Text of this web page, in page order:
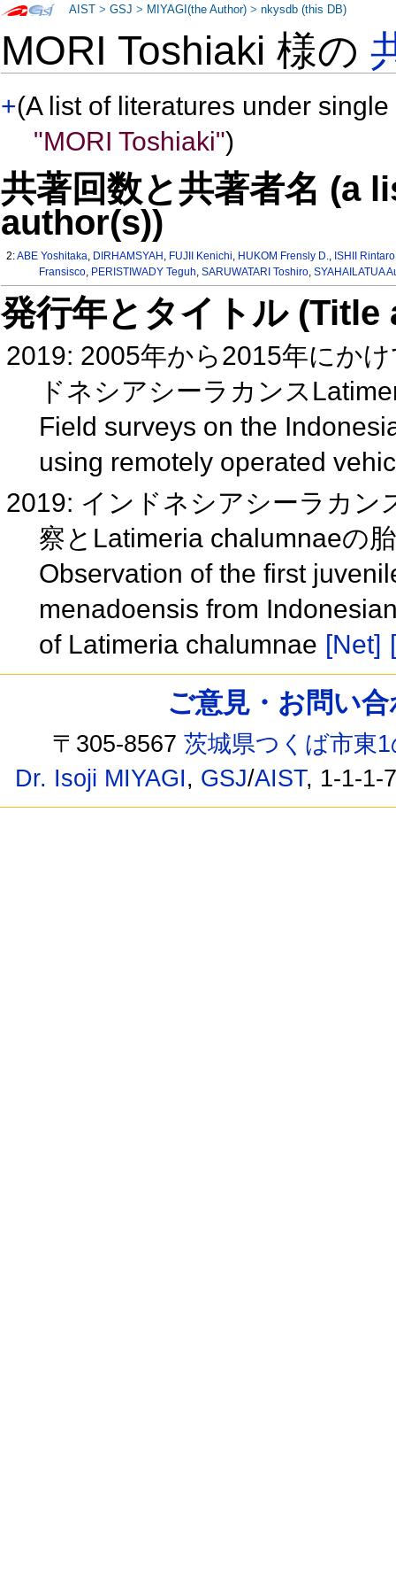
MORI Toshiaki 様の
+(A list of literatures under
"MORI Toshiaki")
共著回数と共著者名 (a
author(s))
2:ABE Yoshitaka, DIRHAMSYAH , FUJII Kenichi, HUKOM Frensly D., ISHII Rintaro
Fransisco, PERISTIWADY Teguh, SARUWATARI Toshiro, SYAHAILATUA
発行年とタイトル
2019: 2005年から2015年にか
ドネシアシーラカンス
Field surveys on the
using remotely operated
2019: インドネシアシーラカン
察とLatimeria chalumnaeの
Observation of the first
menadoensis from
of Latimeria chalumnae [Net]
AIST >GSJ > MIYAGI(the Author) >nkysdb (this DB)
ご意見・お問い
〒305-8567茨城県つくば市東
Dr. Isoji MIYAGI, GSJ/AIST, 1-1-1-